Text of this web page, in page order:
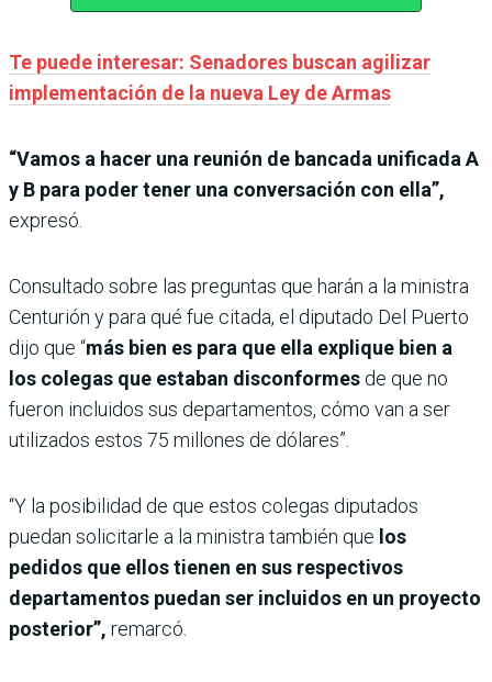
Te puede interesar: Senadores buscan agilizar
implementación de la nueva Ley de Armas
“Vamos a hacer una reunión de bancada unificada A
y B para poder tener una conversación con ella”,
expresó.
Consultado sobre las preguntas que harán a la ministra
Centurión y para qué fue citada, el diputado Del Puerto
dijo que “más bien es para que ella explique bien a
los colegas que estaban disconformes de que no
fueron incluidos sus departamentos, cómo van a ser
utilizados estos 75 millones de dólares”.
“Y la posibilidad de que estos colegas diputados
puedan solicitarle a la ministra también que los
pedidos que ellos tienen en sus respectivos
departamentos puedan ser incluidos en un proyecto
posterior”, remarcó.